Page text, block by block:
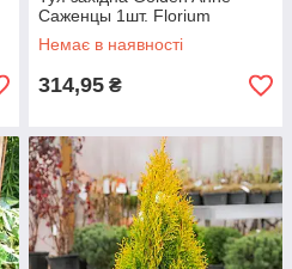
Саженцы 1шт. Florium
Немає в наявності
314,95 ₴